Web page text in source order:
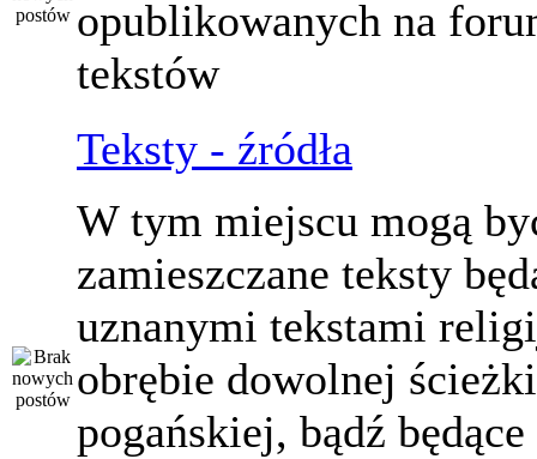
opublikowanych na
tekstów
Teksty - źródła
W tym miejscu mogą
zamieszczane teksty
uznanymi tekstami
obrębie dowolnej ścieżki
pogańskiej, bądź będące